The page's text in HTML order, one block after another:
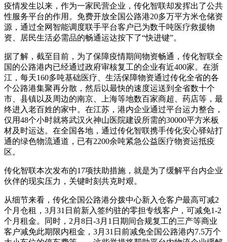
疫情发生以来，作为一家民营企业，传化智联却发挥出了公共
性服务平台的作用。免费开放全国公路港20多万平方米仓储资
源，通过全网智能调度联手平台客户已为数千吨医疗救援物
资、居民生活必需品的畅通运达按下了“快进键”。
据了解，截至目前，为了保障疫情期间物资畅通，传化智联全
国的公路港内已经通过政府审核复工的企业有近400家。在浙
江，每天160多吨基础医疗、生活保障物资通过传化全省的各
个公路港集聚再分散，然后以最快的速度运送到全省数十个
市、县镇以及周边的南京、上海等地数百家商超、药店等，最
终进入老百姓的家中。在江苏，港内企业通过平台运力整合，
仅用48个小时就将武汉火神山医院建设所需的30000平方米板
材及时运达。在全国各地，通过传化智联携手传化安心驿站打
通的绿色物流通道，已有2200余吨紧急公益医疗物资运抵疫
区。
传化智联本次发布的17项扶助措施，就是为了缓解平台内企业
伙伴的现实压力，关键时刻共克时艰。
从细节来看，传化全国公路港分拨中心新入仓客户最高可减2
个月仓租，3月31日前新入签约驻的零担专线客户，可减免1-2
个月租金。同时，2月8日-3月1日期间合规复工的三产等商业
客户减免此期限内租金，3月31日前减免全国公路港内7.5万个